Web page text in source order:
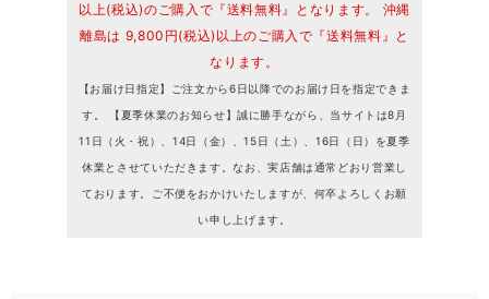
以上(税込)のご購入で『送料無料』となります。 沖縄
離島は 9,800円(税込)以上のご購入で『送料無料』と
なります。
【お届け日指定】ご注文から6日以降でのお届け日を指定できま
す。 【夏季休業のお知らせ】誠に勝手ながら、当サイトは8月
11日（火・祝）、14日（金）、15日（土）、16日（日）を夏季
休業とさせていただきます。なお、実店舗は通常どおり営業し
ております。ご不便をおかけいたしますが、何卒よろしくお願
い申し上げます。